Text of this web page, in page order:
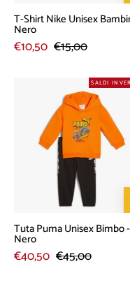
T-Shirt Nike Unisex
Nero
€10,50 €15,00
Tuta
Puma
Unisex
Bimbo
-
Nero
SALDI
Tuta Puma Unisex Bimbo -
Nero
€40,50 €45,00